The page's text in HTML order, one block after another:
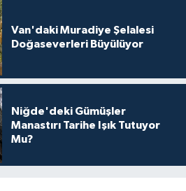
Van'daki Muradiye Şelalesi
Doğaseverleri Büyülüyor
Niğde'deki Gümüşler
Manastırı Tarihe Işık Tutuyor
Mu?